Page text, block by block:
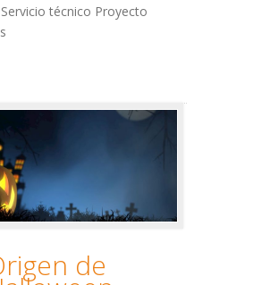
técnico Proyecto
de